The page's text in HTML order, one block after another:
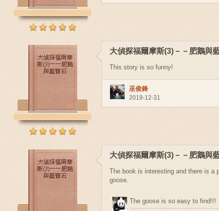
大偵探福爾摩斯(3)－－肥鵝與
This story is so funny!
巫俊鋒
2019-12-31
大偵探福爾摩斯(3)－－肥鵝與
The book is interesting and there is a
goose.
The goose is so easy to find!!!